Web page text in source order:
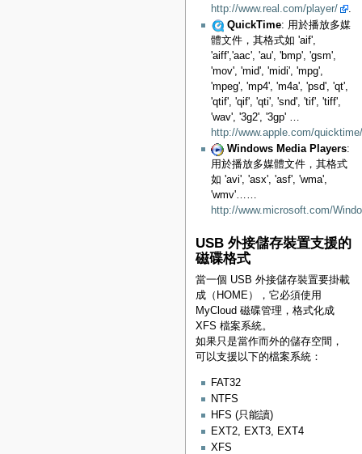
http://www.real.com/player/
.
QuickTime: 用於播放多媒
體文件，其格式如 'aif',
'aiff','aac', 'au', 'bmp', 'gsm',
'mov', 'mid', 'midi', 'mpg',
'mpeg', 'mp4', 'm4a', 'psd', 'qt',
'qtif', 'qif', 'qti', 'snd', 'tif', 'tiff',
'wav', '3g2', '3gp' …
http://www.apple.com/
Windows Media Players:
用於播放多媒體文件，其格式
如 'avi', 'asx', 'asf', 'wma',
'wmv'……
http://www.microsoft.com/
USB 外接儲存裝置支援的
磁碟格式
當一個 USB 外接儲存裝置要掛載
成（HOME），它必須使用
MyCloud 磁碟管理，格式化成
XFS 檔案系統。
如果只是當作而外的儲存空間，
可以支援以下的檔案系統：
FAT32
NTFS
HFS (只能讀)
EXT2, EXT3, EXT4
XFS